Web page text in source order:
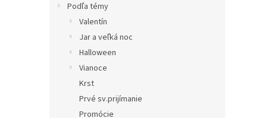
Podľa témy
Valentín
Jar a veľká noc
Halloween
Vianoce
Krst
Prvé sv.prijímanie
Promócie